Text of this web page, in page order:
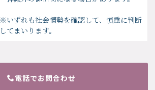
※いずれも社会情勢を確認して、慎重に判断
してまいります。
電話でお問合わせ